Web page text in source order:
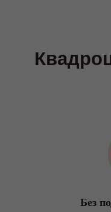
Без
ПОДРОБНЕЕ О
Наши